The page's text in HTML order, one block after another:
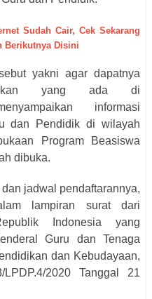
Sudah Cair, Cek Sekarang
Berikutnya Disini
yakni agar dapatnya
yang ada di
informasi
dan Pendidik di wilayah
Program Beasiswa
dibuka.
jadwal pendaftarannya,
lampiran surat dari
Indonesia yang
Guru dan Tenaga
dan Kebudayaan,
2020 Tanggal 21